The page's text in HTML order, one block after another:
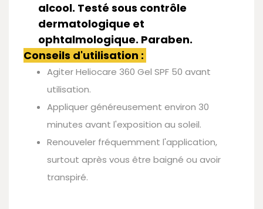
alcool. Testé sous contrôle
dermatologique et
ophtalmologique. Paraben.
Conseils d'utilisation :
Agiter Heliocare 360 Gel SPF 50 avant
utilisation.
Appliquer généreusement environ 30
minutes avant l'exposition au soleil.
Renouveler fréquemment l'application,
surtout après vous être baigné ou avoir
transpiré.